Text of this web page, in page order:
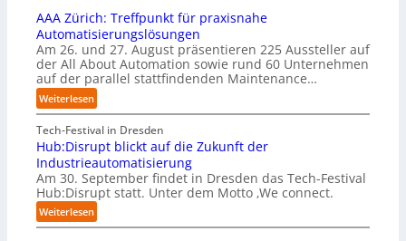
t
i
e
r
u
n
g
a
n
“
t
a
r
t
e
t
B
i
e
t
e
r
v
e
r
u
f
t
S
t
e
f
n
S
c
h
w
a
b
t
e
r
n
e
h
m
w
o
l
l
e
n
AAA Zürich: Treffpunkt für praxisnahe
Automatisierungslösungen
Am 26. und 27. August präsentieren 225 Aussteller auf
der All About Automation sowie rund 60 Unternehmen
auf der parallel stattfindenden Maintenance…
Weiterlesen:
A
A
A
Z
ü
r
i
c
Tech-Festival in Dresden
Hub:Disrupt blickt auf die Zukunft der
Industrieautomatisierung
Am 30. September findet in Dresden das Tech-Festival
Hub:Disrupt statt. Unter dem Motto ‚We connect.
Weiterlesen:
H